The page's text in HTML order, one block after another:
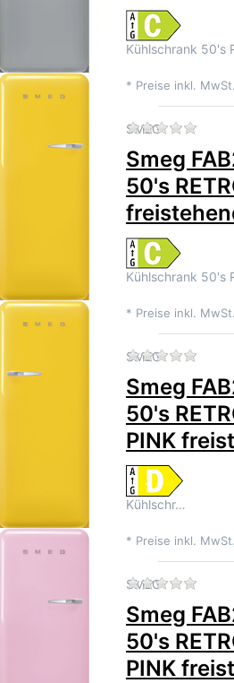
Kühlschrank 50's
* Preise inkl.
SMEG Zu
Smeg
50's
Kühlschrank 50's
* Preise inkl.
SMEG Zu
Smeg
50's
PINK
Kühlschr…
* Preise inkl.
SMEG Zu
Smeg
50's
PINK